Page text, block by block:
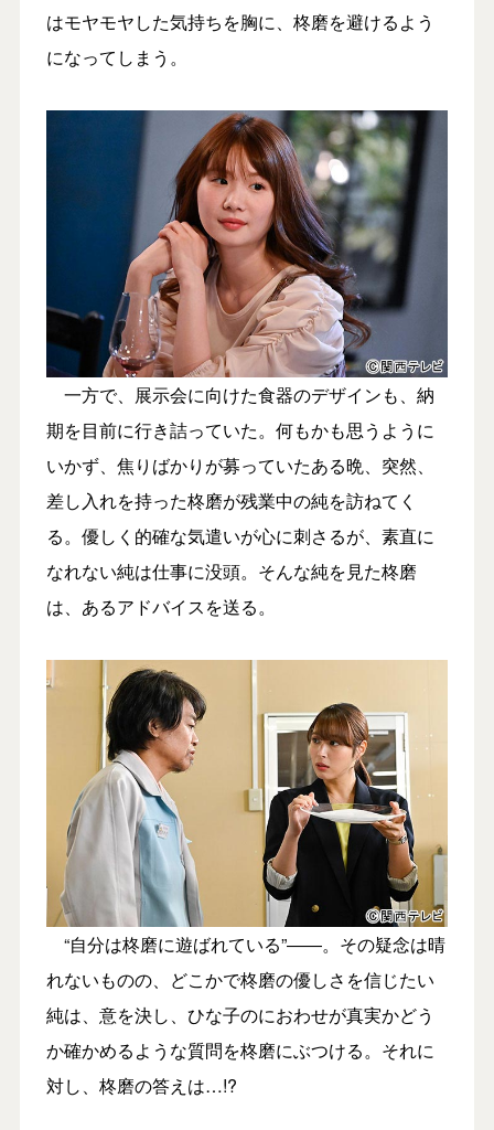
はモヤモヤした気持ちを胸に、柊磨を避けるよう
になってしまう。
一方で、展示会に向けた食器のデザインも、納
期を目前に行き詰っていた。何もかも思うように
いかず、焦りばかりが募っていたある晩、突然、
差し入れを持った柊磨が残業中の純を訪ねてく
る。優しく的確な気遣いが心に刺さるが、素直に
なれない純は仕事に没頭。そんな純を見た柊磨
は、あるアドバイスを送る。
“自分は柊磨に遊ばれている”――。その疑念は晴
れないものの、どこかで柊磨の優しさを信じたい
純は、意を決し、ひな子のにおわせが真実かどう
か確かめるような質問を柊磨にぶつける。それに
対し、柊磨の答えは…!?